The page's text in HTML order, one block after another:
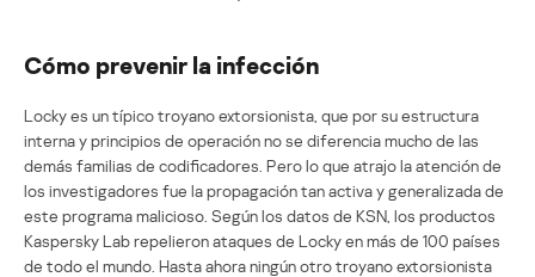
Cómo prevenir la infección
Locky es un típico troyano extorsionista, que por su estructura
interna y principios de operación no se diferencia mucho de las
demás familias de codificadores. Pero lo que atrajo la atención de
los investigadores fue la propagación tan activa y generalizada de
este programa malicioso. Según los datos de KSN, los productos
Kaspersky Lab repelieron ataques de Locky en más de 100 países
de todo el mundo. Hasta ahora ningún otro troyano extorsionista